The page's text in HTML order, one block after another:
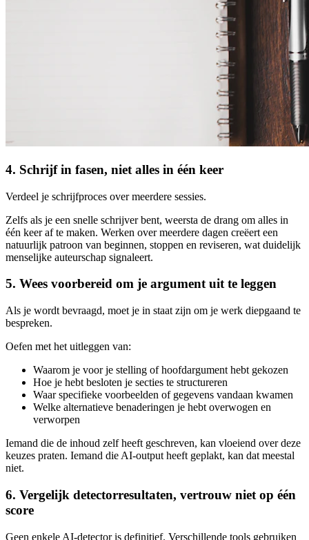
4. Schrijf in fasen, niet alles in één keer
Verdeel je schrijfproces over meerdere sessies.
Zelfs als je een snelle schrijver bent, weersta de drang om alles in
één keer af te maken. Werken over meerdere dagen creëert een
natuurlijk patroon van beginnen, stoppen en reviseren, wat duidelijk
menselijke auteurschap signaleert.
5. Wees voorbereid om je argument uit te leggen
Als je wordt bevraagd, moet je in staat zijn om je werk diepgaand te
bespreken.
Oefen met het uitleggen van:
Waarom je voor je stelling of hoofdargument hebt gekozen
Hoe je hebt besloten je secties te structureren
Waar specifieke voorbeelden of gegevens vandaan kwamen
Welke alternatieve benaderingen je hebt overwogen en
verworpen
Iemand die de inhoud zelf heeft geschreven, kan vloeiend over deze
keuzes praten. Iemand die AI-output heeft geplakt, kan dat meestal
niet.
6. Vergelijk detectorresultaten, vertrouw niet op één
score
Geen enkele AI-detector is definitief. Verschillende tools gebruiken